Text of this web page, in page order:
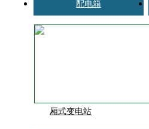
配电箱
厢式变电站